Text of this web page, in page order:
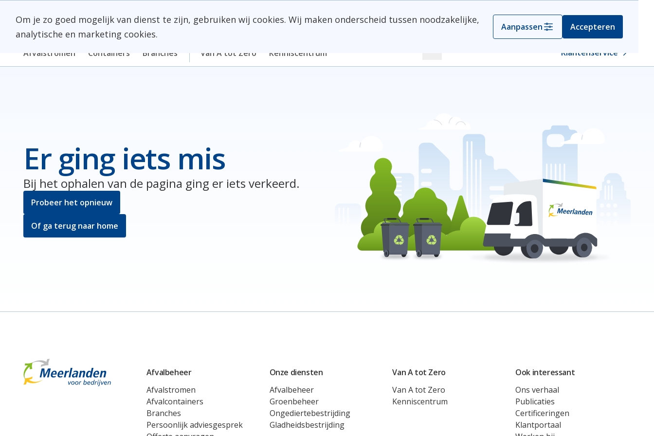
naar Meerlanden Logo
Container aanvragen
Afvalstromen Containers Branches Van A tot Zero Kenniscentrum Klantenservice
Er ging iets mis
Bij het ophalen van de pagina ging er iets verkeerd.
Probeer het opnieuw
Of ga terug naar home
Meerlanden Voor Bedrijven Logo
Afvalbeheer
Afvalstromen
Afvalcontainers
Branches
Persoonlijk adviesgesprek
Onze diensten
Afvalbeheer
Groenbeheer
Ongediertebestrijding
Gladheidsbestrijding
Van A tot Zero
Van A tot Zero
Kenniscentrum
Ook interessant
Ons verhaal
Publicaties
Certificeringen
Klantportaal
Om je zo goed mogelijk van dienst te zijn, gebruiken wij cookies. Wij maken onderscheid tussen noodzakelijke,
analytische en marketing cookies.
Aanpassen Accepteren